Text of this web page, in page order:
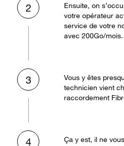
2
Ensuite, on
votre opérateur
service de votre
avec 200Go/mois.
3
Vous y êtes
technicien vient
raccordement
4
Ça y est, il ne